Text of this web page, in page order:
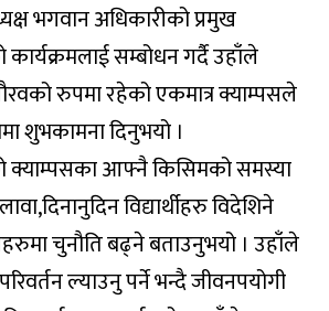
भगवान अधिकारीको प्रमुख
सम्बोधन गर्दै उहाँले
रुपमा रहेको एकमात्र क्याम्पसले
शुभकामना दिनुभयो ।
क्याम्पसका आफ्नै किसिमको समस्या
विद्यार्थीहरु विदेशिने
चुनौति बढ्ने बताउनुभयो । उहाँले
ल्याउनु पर्ने भन्दै जीवनपयोगी